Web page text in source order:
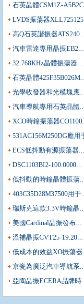
石英晶體CSM1Z-
LVDS振蕩器
高Q石英諧振器
汽車雷達專用晶振EB2...
32.768KHz晶體振蕩器...
石英晶體
光學收發器和光模塊應
汽車導航專用石英晶體
XCO時鐘振蕩器
531AC156M250DG應用
ECS低抖動有源振蕩器...
DSC1103BI2-100.0000...
低抖動的時鐘晶體振蕩
403C35D28M37500用于
瑞斯克這款3.3V時鐘晶
美國Cardinal晶振發布...
溫補晶振CVT25-19.20...
低成本的效益XO振蕩器
京瓷為廣泛汽車導航系
亞陶晶振ECERA品牌時
采購進口晶體振蕩器時
頻率控制元器件早已成
當有源晶體使用的溫度
比較基本的.石英晶體振蕩器